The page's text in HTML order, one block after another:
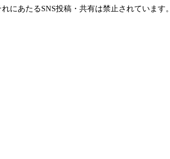
にあたるSNS投稿・共有は禁止されています。